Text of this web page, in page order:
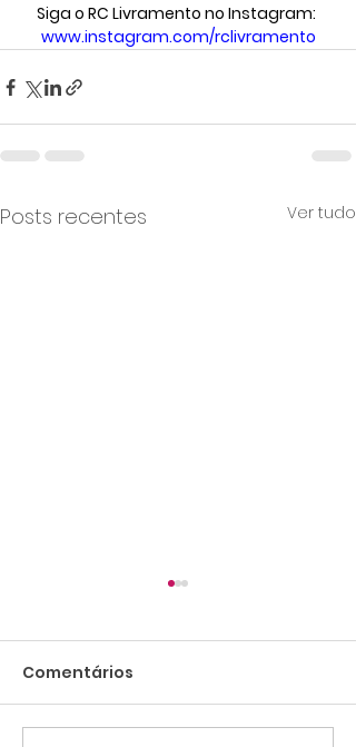
Siga o RC Livramento no Instagram:
www.instagram.com/rclivramento
Posts recentes Ver tudo
Comentários